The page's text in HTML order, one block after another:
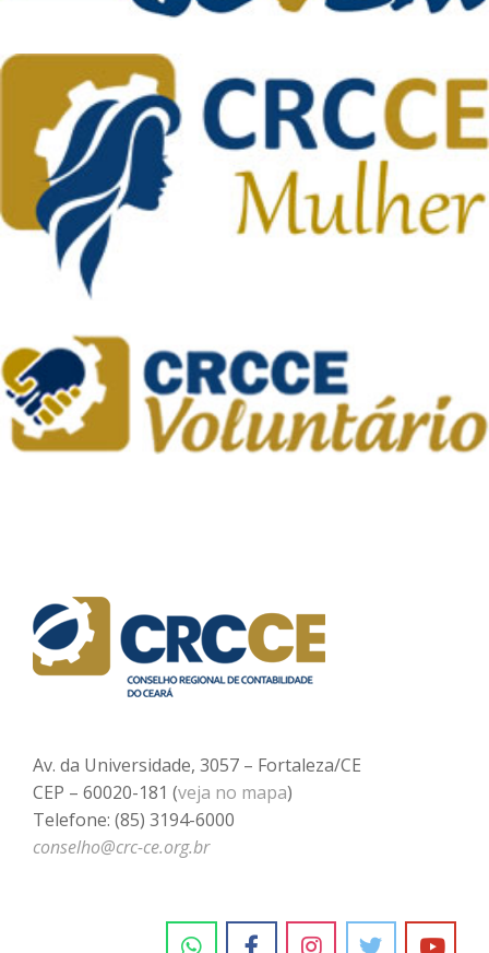
Av. da Universidade, 3057 – Fortaleza/CE
CEP – 60020-181 (veja no mapa)
Telefone: (85) 3194-6000
conselho@crc-ce.org.br